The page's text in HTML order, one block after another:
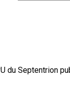
du Septentrion